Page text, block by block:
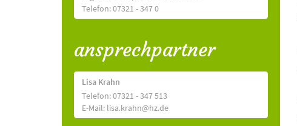
Telefon: 07321 - 347 0
ansprechpartner
Lisa Krahn
Telefon: 07321 - 347 513
E-Mail: lisa.krahn@hz.de